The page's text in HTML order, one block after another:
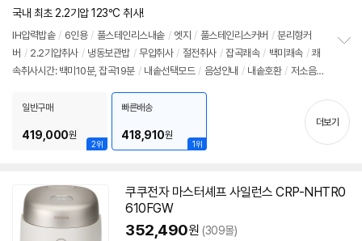
점
뷰
국내 최초 2.2기압 123°C 취사!
IH압력밥솥 / 6인용 / 풀스테인리스내솥 / 엣지 / 풀스테인리스커버 / 분리형커
버 / 2.2기압취사 / 냉동보관밥 / 무압취사 / 절전취사 / 잡곡쾌속 / 백미쾌속 / 쾌
속취사시간: 백미10분, 잡곡19분 / 내솥선택모드 / 음성안내 / 내솥호환 / 저소음압
절전 / 에너지: 1등급 무게: 7.1kg / 써모가드
크기(가로x세
기
2위
일반구매
419,000원
1위
빠른배송
418,910원
더보기
쿠쿠전자 마스터셰프 사일런스 CRP-NHTR0
610FGW
352,490원 (309몰)